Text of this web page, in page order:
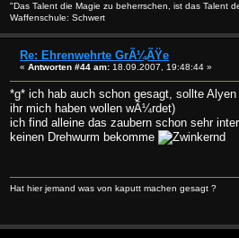
"Das Talent die Magie zu beherrschen, ist das Talent
Waffenschule: Schwert
Re: Ehrenwehrte GrÃ¼ÃŸe
« Antworten #44 am: 18.09.2007, 19:48:44 »
*g* ich hab auch schon gesagt, sollte
ihr mich haben wollen wÃ¼rdet)
ich find alleine das zaubern schon sehr
keinen Drehwurm bekomme
Hat hier jemand was von kaputt machen gesagt ?